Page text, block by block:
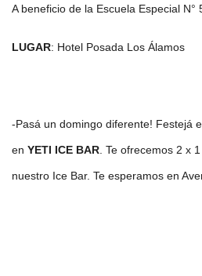
A beneficio de la Escuela Especial N°
LUGAR: Hotel Posada Los Álamos
-Pasá un domingo diferente! Festejá
en YETI ICE BAR . Te ofrecemos 2 x
nuestro Ice Bar. Te esperamos en